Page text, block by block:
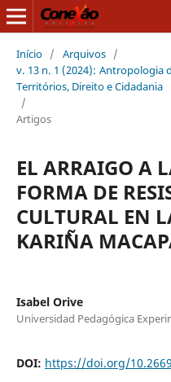
Início / Arquivos /
v. 13 n. 1 (2024): Antropologia
Territórios, Direito e Cidadania
/
Artigos
EL ARRAIGO A
FORMA DE
CULTURAL EN
KARI`ÑA
Isabel Orive
Universidad Pedagógica
DOI: https://doi.org/